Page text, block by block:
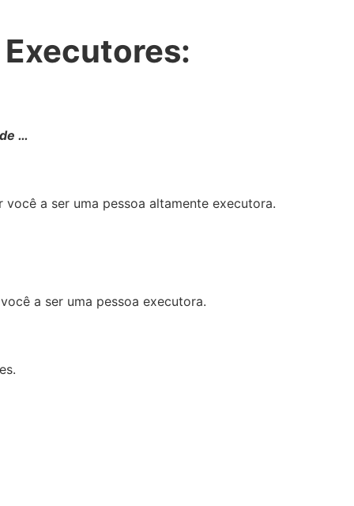
…
a ser uma pessoa altamente executora.
a ser uma pessoa executora.